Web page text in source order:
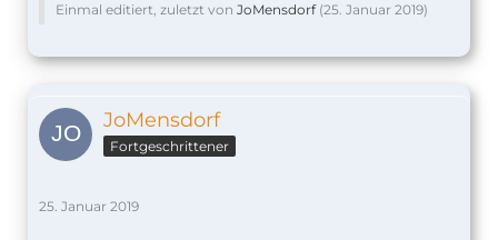
Einmal editiert, zuletzt von JoMensdorf(25. Januar 2019)
JoMensdorf
Fortgeschrittener
25. Januar 2019